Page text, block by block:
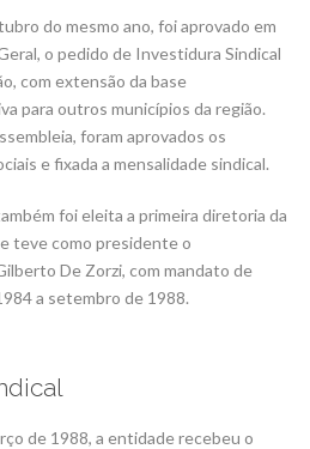
do mesmo ano, foi aprovado em
o pedido de Investidura Sindical
com extensão da base
para outros municípios da região.
foram aprovados os
e fixada a mensalidade sindical.
foi eleita a primeira diretoria da
teve como presidente o
De Zorzi, com mandato de
a setembro de 1988.
de 1988, a entidade recebeu o